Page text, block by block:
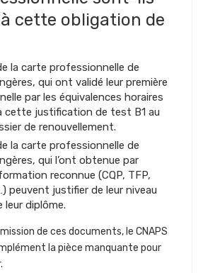
cette obligation de
la carte professionnelle de
qui ont validé leur première
par les équivalences horaires
justification de test B1 au
de renouvellement.
la carte professionnelle de
qui l’ont obtenue par
reconnue (CQP, TFP,
peuvent justifier de leur niveau
leur diplôme.
de ces documents, le CNAPS
la pièce manquante pour